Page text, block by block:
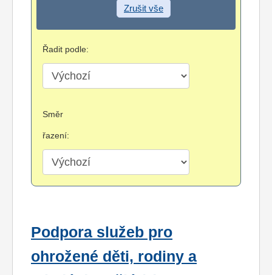
Zrušit vše
Řadit podle:
Směr
řazení:
Podpora služeb pro
ohrožené děti, rodiny a